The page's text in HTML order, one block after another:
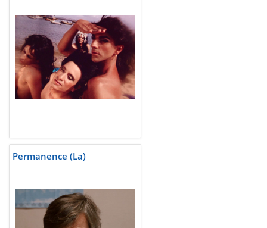
Permanence (La)